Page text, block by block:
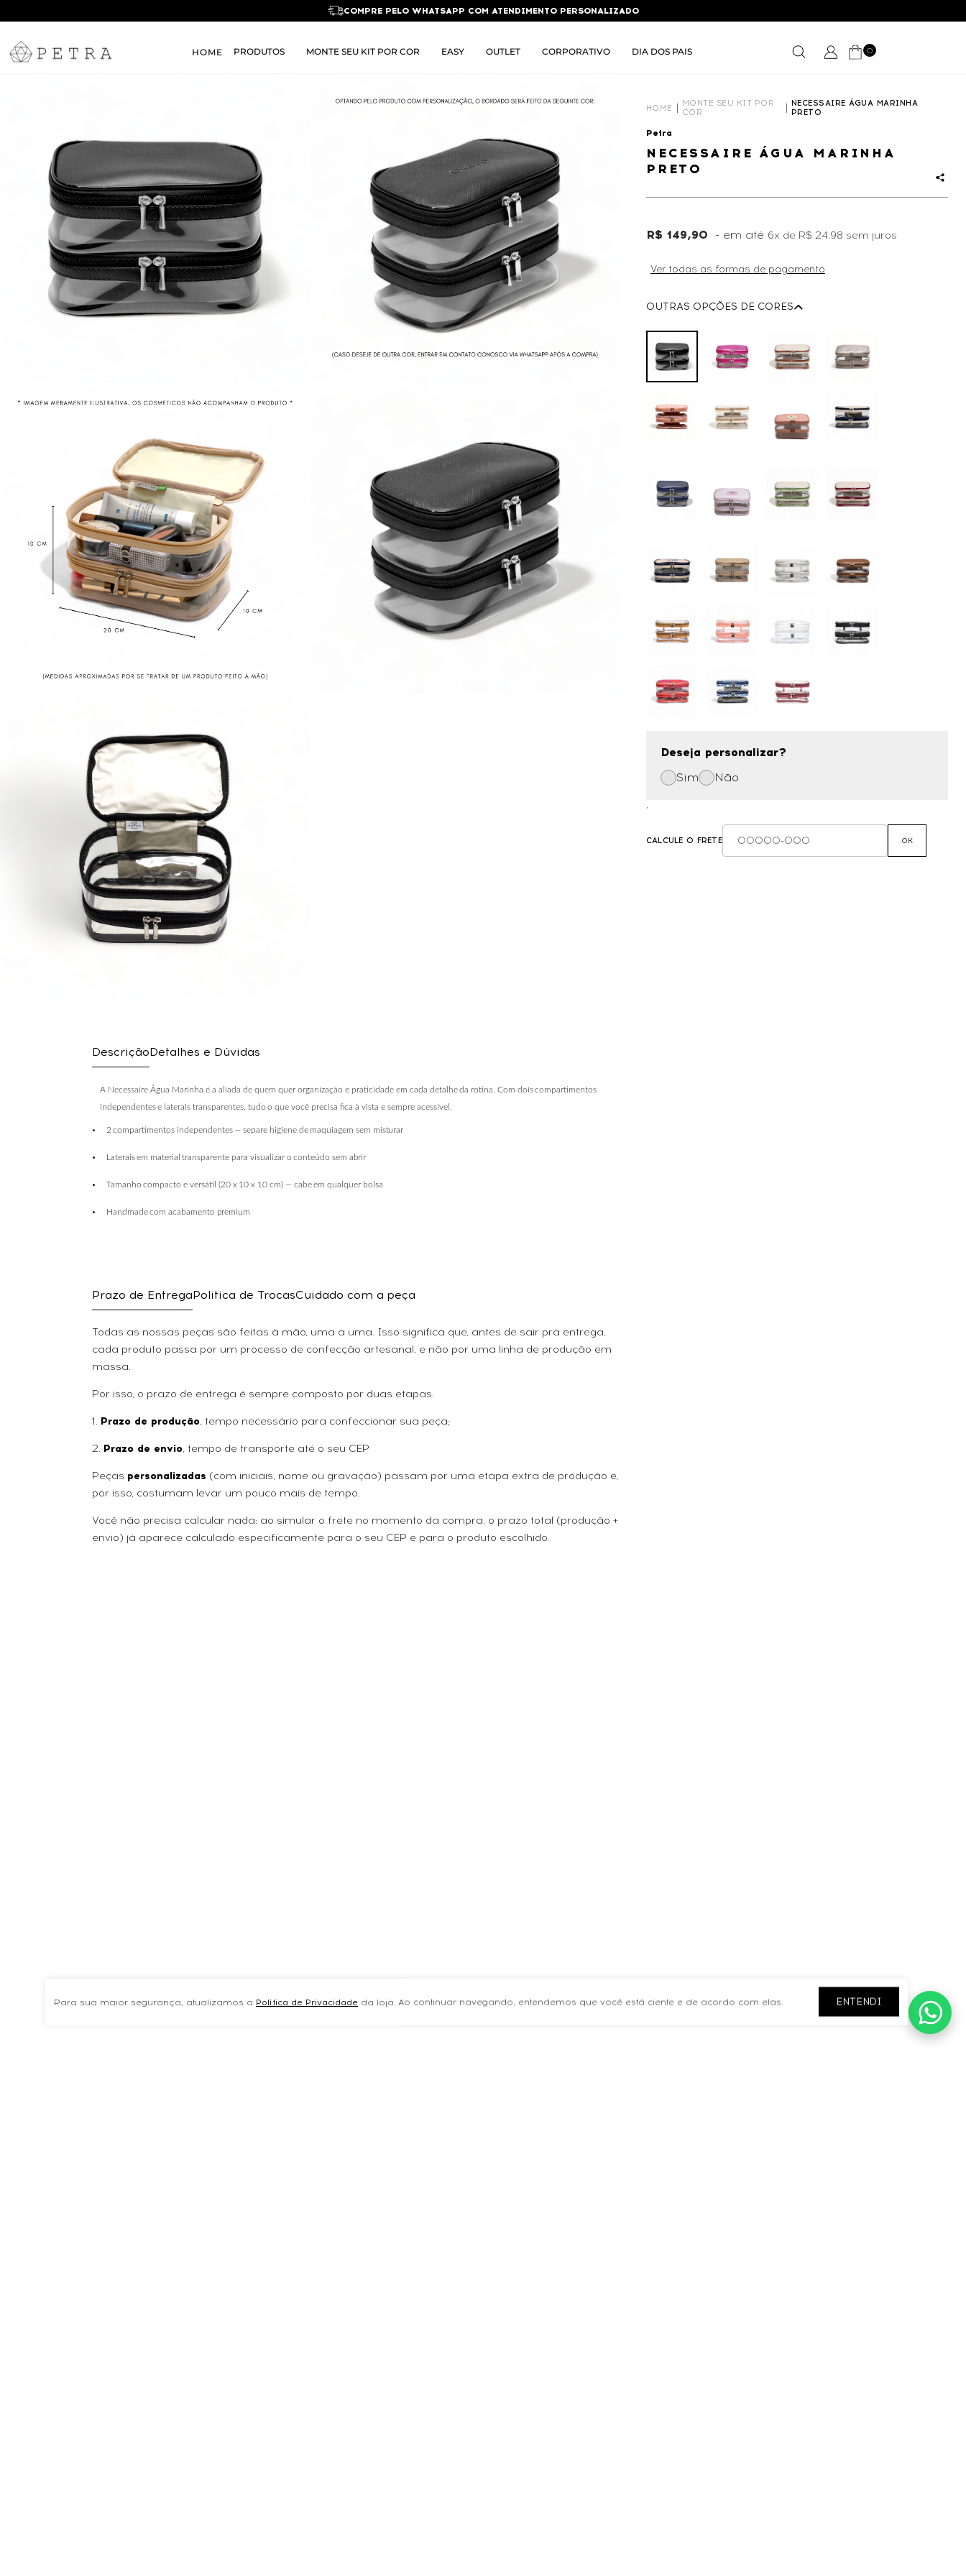
Para sua maior segurança, atualizamos a Política de Privacidade da loja. Ao continuar navegando, entendemos que você está ciente e de acordo com elas. ENTENDI
COMPRE PELO WHATSAPP COM ATENDIMENTO PERSONALIZADO
HOME PRODUTOS MONTE SEU KIT POR COR EASY OUTLET CORPORATIVO DIA DOS PAIS 0
DescriçãoDetalhes e Dúvidas
A Necessaire Água Marinha é a aliada de quem quer organização e praticidade em cada detalhe da rotina. Com dois compartimentos
independentes e laterais transparentes, tudo o que você precisa fica à vista e sempre acessível.
• 2 compartimentos independentes — separe higiene de maquiagem sem misturar
• Laterais em material transparente para visualizar o conteúdo sem abrir
• Tamanho compacto e versátil (20 x 10 x 10 cm) — cabe em qualquer bolsa
• Handmade com acabamento premium
Prazo de EntregaPolitica de TrocasCuidado com a peça
Todas as nossas peças são feitas à mão, uma a uma. Isso significa que, antes de sair pra entrega,
cada produto passa por um processo de confecção artesanal, e não por uma linha de produção em
massa.
Por isso, o prazo de entrega é sempre composto por duas etapas:
1. Prazo de produção, tempo necessário para confeccionar sua peça;
2. Prazo de envio, tempo de transporte até o seu CEP
Peças personalizadas (com iniciais, nome ou gravação) passam por uma etapa extra de produção e,
por isso, costumam levar um pouco mais de tempo.
Você não precisa calcular nada: ao simular o frete no momento da compra, o prazo total (produção +
envio) já aparece calculado especificamente para o seu CEP e para o produto escolhido.
HOME
MONTE SEU KIT POR
COR
NECESSAIRE ÁGUA MARINHA
PRETO
Petra
NECESSAIRE ÁGUA MARINHA
PRETO
R$ 149,90 6x de R$ 24,98 sem juros
Ver todas as formas de pagamento
OUTRAS OPÇÕES DE CORES
Deseja personalizar?
Sim
Não
,
CALCULE O FRETE OK